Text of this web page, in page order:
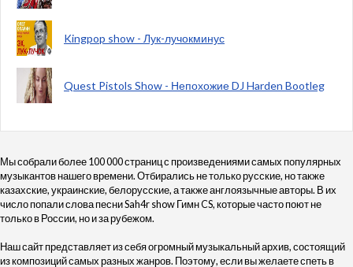
Kingpop show - Лук-лучокминус
Quest Pistols Show - Непохожие DJ Harden Bootleg
Мы собрали более 100 000 страниц с произведениями самых популярных
музыкантов нашего времени. Отбирались не только русские, но также
казахские, украинские, белорусские, а также англоязычные авторы. В их
число попали слова песни Sah4r show Гимн CS, которые часто поют не
только в России, но и за рубежом.
Наш сайт представляет из себя огромный музыкальный архив, состоящий
из композиций самых разных жанров. Поэтому, если вы желаете спеть в